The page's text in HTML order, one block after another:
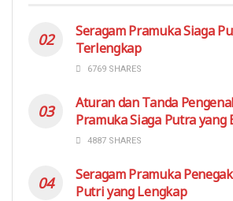
Seragam Pramuka Siaga
Terlengkap
6769 SHARES
Aturan dan Tanda
Pramuka Siaga Putra yang
4887 SHARES
Seragam Pramuka
Putri yang Lengkap